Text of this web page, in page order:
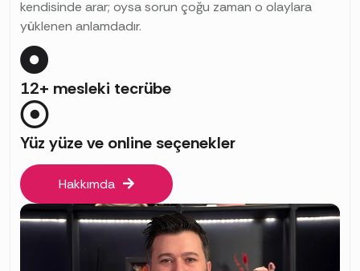
kendisinde arar; oysa sorun çoğu zaman o olaylara
yüklenen anlamdadır.
12+ mesleki tecrübe
Yüz yüze ve online seçenekler
Hakkımda